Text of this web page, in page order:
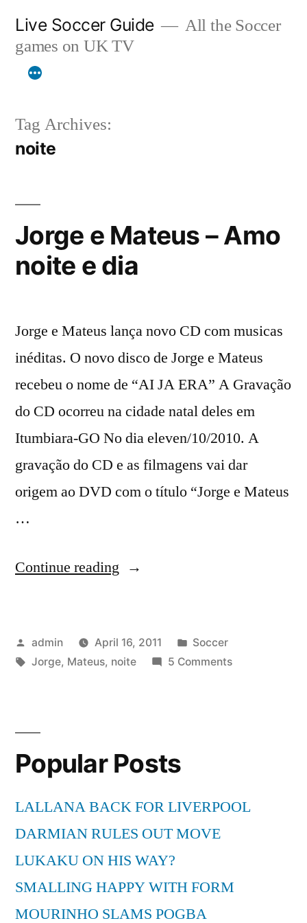
content
Live Soccer Guide
All the Soccer
games on UK TV
Tag Archives:
noite
Jorge e Mateus – Amo
noite e dia
Jorge e Mateus lança novo CD com musicas
inéditas. O novo disco de Jorge e Mateus
recebeu o nome de “AI JA ERA” A Gravação
do CD ocorreu na cidade natal deles em
Itumbiara-GO No dia eleven/10/2010. A
gravação do CD e as filmagens vai dar
origem ao DVD com o título “Jorge e Mateus
…
Continue reading “Jorge
–
dia”
Posted
by
admin April 16, 2011
Posted
in
Soccer
Tags:
Jorge, Mateus, noite 5 Commentson
dia
Popular Posts
LALLANA BACK FOR LIVERPOOL
DARMIAN RULES OUT MOVE
LUKAKU ON HIS WAY?
SMALLING HAPPY WITH FORM
MOURINHO SLAMS POGBA